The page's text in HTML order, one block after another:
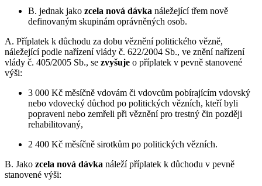
B. jednak jako zcela nová dávka náležející třem nově
definovaným skupinám oprávněných osob.
A. Příplatek k důchodu za dobu věznění politického vězně,
náležející podle nařízení vlády č. 622/2004 Sb., ve znění nařízení
vlády č. 405/2005 Sb., se zvyšuje o příplatek v pevně stanovené
výši:
3 000 Kč měsíčně vdovám či vdovcům pobírajícím vdovský
nebo vdovecký důchod po politických vězních, kteří byli
popraveni nebo zemřeli při věznění pro trestný čin později
rehabilitovaný,
2 400 Kč měsíčně sirotkům po politických vězních.
B. Jako zcela nová dávka náleží příplatek k důchodu v pevně
stanovené výši: